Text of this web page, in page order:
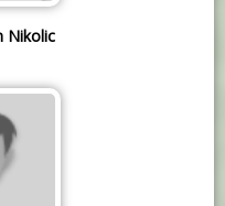
Nikolic